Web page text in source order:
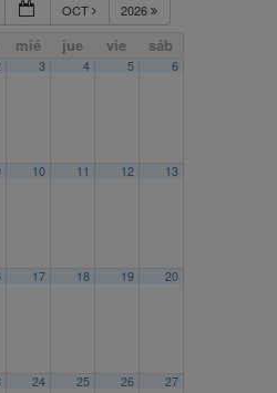
OCT 2026
mié jue vie sáb
3 4 5 6
10 11 12 13
17 18 19 20
24 25 26 27